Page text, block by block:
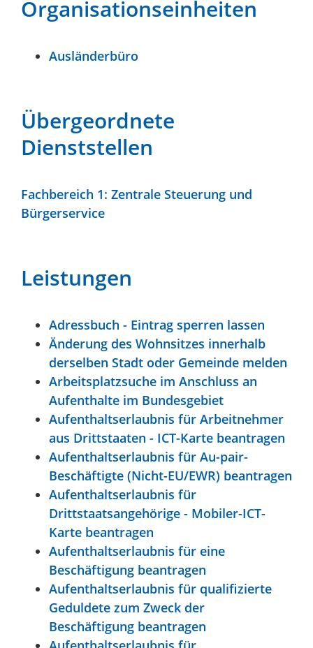
Organisationseinheiten
Ausländerbüro
Übergeordnete
Dienststellen
Fachbereich 1: Zentrale Steuerung und
Bürgerservice
Leistungen
Adressbuch - Eintrag sperren lassen
Änderung des Wohnsitzes innerhalb
derselben Stadt oder Gemeinde melden
Arbeitsplatzsuche im Anschluss an
Aufenthalte im Bundesgebiet
Aufenthaltserlaubnis für Arbeitnehmer
aus Drittstaaten - ICT-Karte beantragen
Aufenthaltserlaubnis für Au-pair-
Beschäftigte (Nicht-EU/EWR) beantragen
Aufenthaltserlaubnis für
Drittstaatsangehörige - Mobiler-ICT-
Karte beantragen
Aufenthaltserlaubnis für eine
Beschäftigung beantragen
Aufenthaltserlaubnis für qualifizierte
Geduldete zum Zweck der
Beschäftigung beantragen